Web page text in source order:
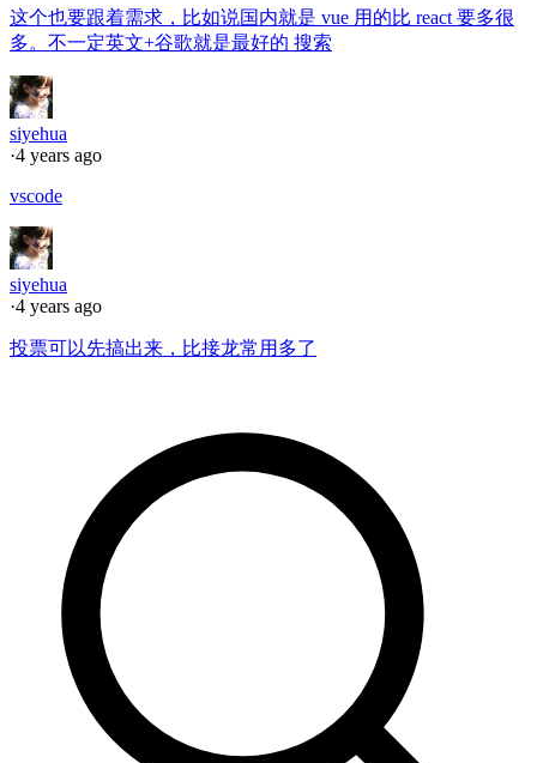
这个也要跟着需求，比如说国内就是 vue 用的比 react 要多很
多。不一定英文+谷歌就是最好的 搜索
siyehua
·4 years ago
vscode
siyehua
·4 years ago
投票可以先搞出来，比接龙常用多了